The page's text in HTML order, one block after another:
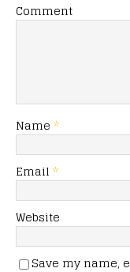
Comment
Name *
Email *
Website
Save my name,